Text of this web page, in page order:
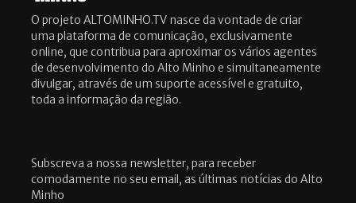
O projeto ALTOMINHO.TV nasce da vontade de criar
uma plataforma de comunicação, exclusivamente
online, que contribua para aproximar os vários agentes
de desenvolvimento do Alto Minho e simultaneamente
divulgar, através de um suporte acessível e gratuito,
toda a informação da região.
Subscreva a nossa newsletter, para receber
comodamente no seu email, as últimas notícias do Alto
Minho